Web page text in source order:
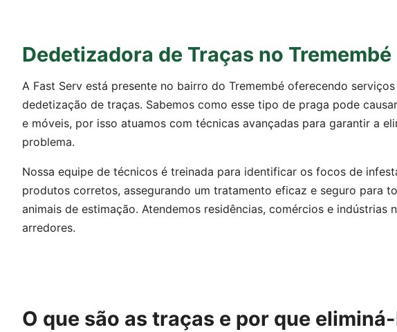
Dedetizadora de Traças no Tremembé
A Fast Serv está presente no bairro do Tremembé oferecendo
dedetização de traças. Sabemos como esse tipo de praga pode
e móveis, por isso atuamos com técnicas avançadas para garantir a
problema.
Nossa equipe de técnicos é treinada para identificar os focos de
produtos corretos, assegurando um tratamento eficaz e seguro para
animais de estimação. Atendemos residências, comércios e indústrias
arredores.
O que são as traças e por que